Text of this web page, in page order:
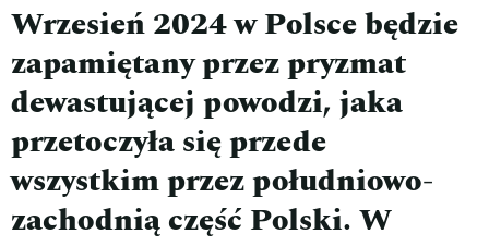
Wrzesień 2024 w Polsce będzie
zapamiętany przez pryzmat
dewastującej powodzi, jaka
przetoczyła się przede
wszystkim przez południowo-
zachodnią część Polski. W